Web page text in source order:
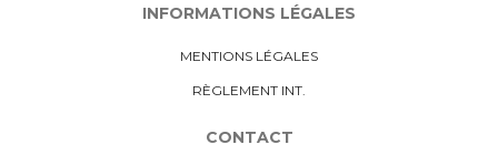
INFORMATIONS LÉGALES
MENTIONS LÉGALES
RÈGLEMENT INT.
CONTACT